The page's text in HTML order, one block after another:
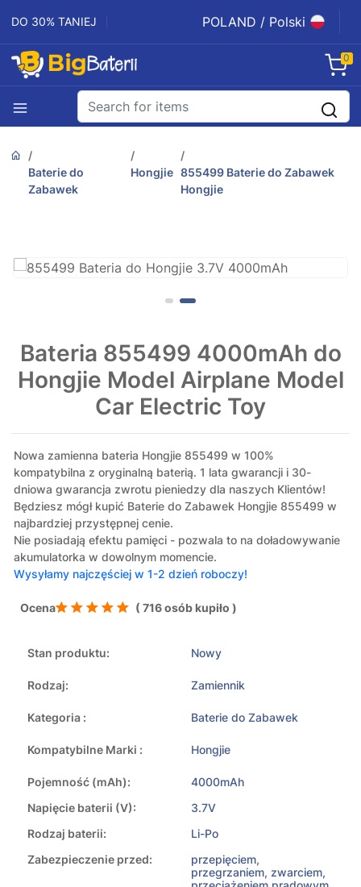
DO 30% TANIEJ POLAND / Polski
0
Baterie do
Zabawek
Hongjie 855499 Baterie do Zabawek
Hongjie
Bateria 855499 4000mAh do
Hongjie Model Airplane Model
Car Electric Toy
Nowa zamienna bateria Hongjie 855499 w 100%
kompatybilna z oryginalną baterią. 1 lata gwarancji i 30-
dniowa gwarancja zwrotu pieniedzy dla naszych Klientów!
Będziesz mógł kupić Baterie do Zabawek Hongjie 855499 w
najbardziej przystępnej cenie.
Nie posiadają efektu pamięci - pozwala to na doładowywanie
akumulatorka w dowolnym momencie.
Wysyłamy najczęściej w 1-2 dzień roboczy!
Ocena ( 716 osób kupiło )
Stan produktu: Nowy
Rodzaj: Zamiennik
Kategoria : Baterie do Zabawek
Kompatybilne Marki : Hongjie
Pojemność (mAh):
4000mAh
Napięcie baterii (V):
3.7V
Rodzaj baterii:
Li-Po
Zabezpieczenie przed:
przepięciem,
przegrzaniem, zwarciem,